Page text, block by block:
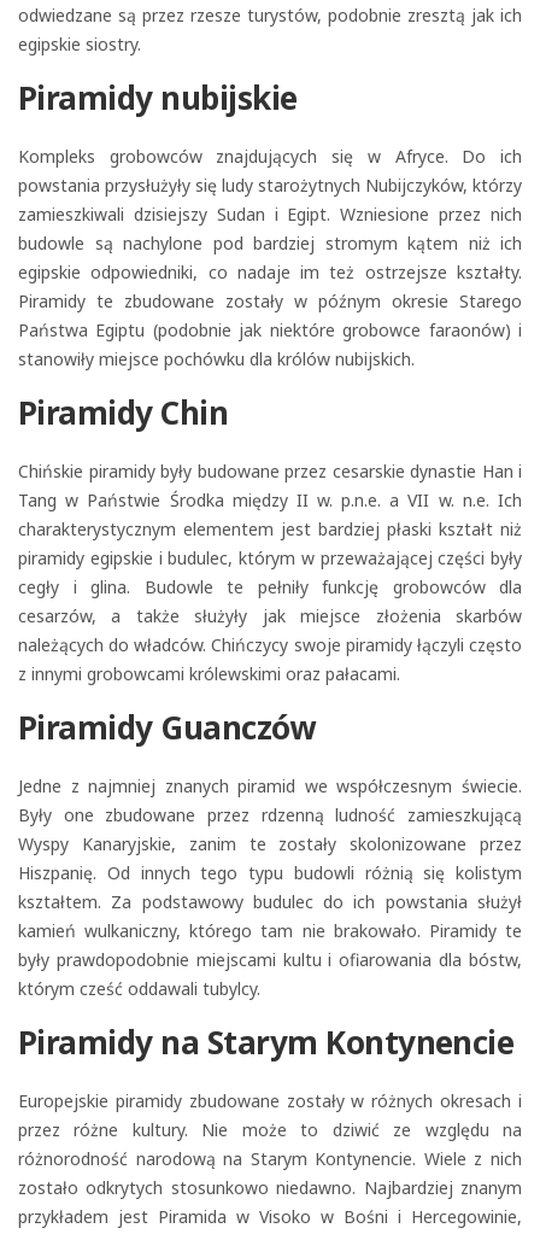
odwiedzane są przez rzesze turystów, podobnie zresztą jak ich
egipskie siostry.
Piramidy nubijskie
Kompleks grobowców znajdujących się w Afryce. Do ich
powstania przysłużyły się ludy starożytnych Nubijczyków, którzy
zamieszkiwali dzisiejszy Sudan i Egipt. Wzniesione przez nich
budowle są nachylone pod bardziej stromym kątem niż ich
egipskie odpowiedniki, co nadaje im też ostrzejsze kształty.
Piramidy te zbudowane zostały w późnym okresie Starego
Państwa Egiptu (podobnie jak niektóre grobowce faraonów) i
stanowiły miejsce pochówku dla królów nubijskich.
Piramidy Chin
Chińskie piramidy były budowane przez cesarskie dynastie Han i
Tang w Państwie Środka między II w. p.n.e. a VII w. n.e. Ich
charakterystycznym elementem jest bardziej płaski kształt niż
piramidy egipskie i budulec, którym w przeważającej części były
cegły i glina. Budowle te pełniły funkcję grobowców dla
cesarzów, a także służyły jak miejsce złożenia skarbów
należących do władców. Chińczycy swoje piramidy łączyli często
z innymi grobowcami królewskimi oraz pałacami.
Piramidy Guanczów
Jedne z najmniej znanych piramid we współczesnym świecie.
Były one zbudowane przez rdzenną ludność zamieszkującą
Wyspy Kanaryjskie, zanim te zostały skolonizowane przez
Hiszpanię. Od innych tego typu budowli różnią się kolistym
kształtem. Za podstawowy budulec do ich powstania służył
kamień wulkaniczny, którego tam nie brakowało. Piramidy te
były prawdopodobnie miejscami kultu i ofiarowania dla bóstw,
którym cześć oddawali tubylcy.
Piramidy na Starym Kontynencie
Europejskie piramidy zbudowane zostały w różnych okresach i
przez różne kultury. Nie może to dziwić ze względu na
różnorodność narodową na Starym Kontynencie. Wiele z nich
zostało odkrytych stosunkowo niedawno. Najbardziej znanym
przykładem jest Piramida w Visoko w Bośni i Hercegowinie,